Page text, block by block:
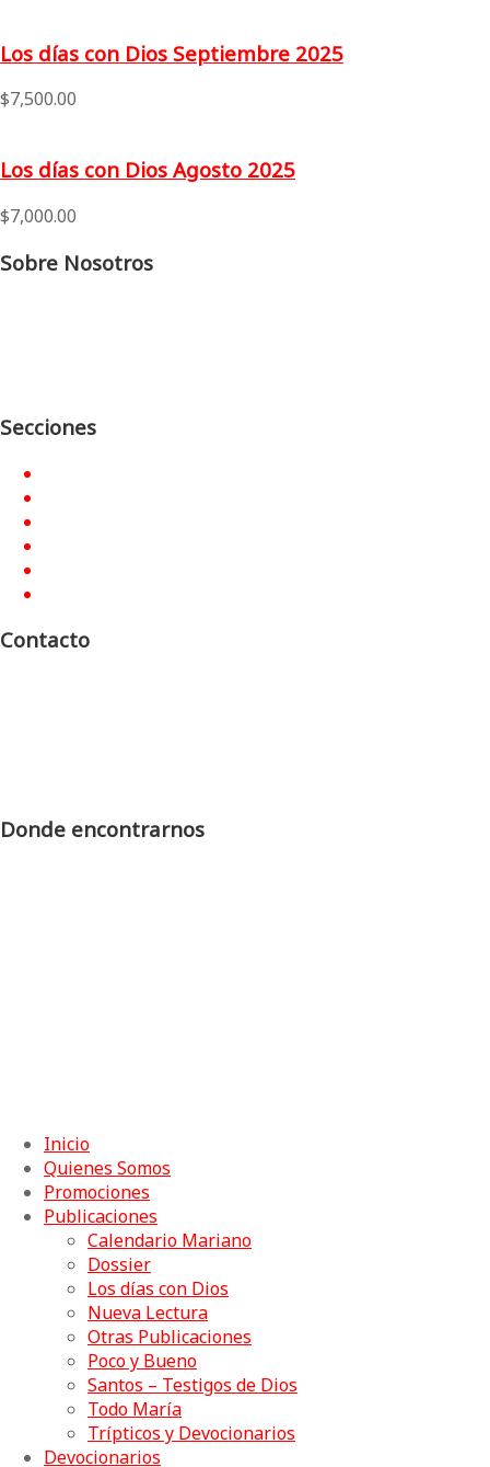
Los días con Dios Septiembre 2025
$7,500.00
Los días con Dios Agosto 2025
$7,000.00
Sobre Nosotros
Secciones
Contacto
Donde encontrarnos
Inicio
Quienes Somos
Promociones
Publicaciones
Calendario Mariano
Dossier
Los días con Dios
Nueva Lectura
Otras Publicaciones
Poco y Bueno
Santos – Testigos de Dios
Todo María
Trípticos y Devocionarios
Devocionarios